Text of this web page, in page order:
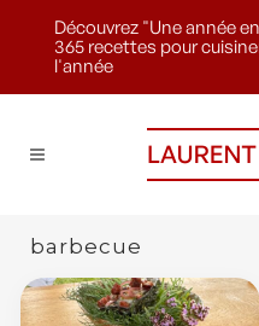
Découvrez "Une année
365 recettes pour
l'année
barbecue